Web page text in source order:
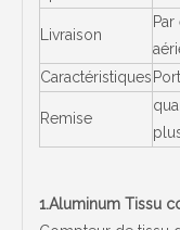
Livraison
Caractéristiques
Remise
1.Aluminum Tissu